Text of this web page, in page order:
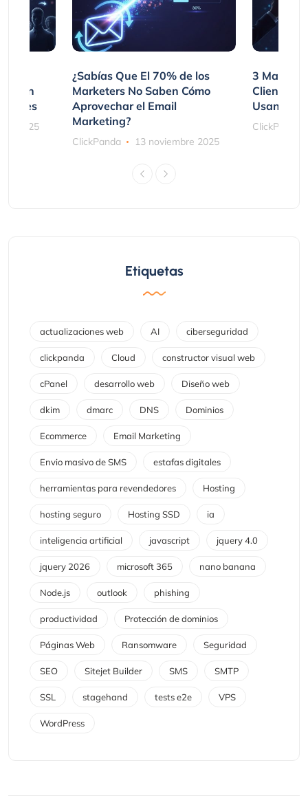
2025
¿Sabías Que El 70% de los
Marketers No Saben Cómo
Aprovechar el Email
Marketing?
ClickPanda 13 noviembre 2025
3
Clientes
Usando
ClickPanda
Etiquetas
actualizaciones web AI ciberseguridad
clickpanda Cloud constructor visual web
cPanel desarrollo web Diseño web
dkim dmarc DNS Dominios
Ecommerce Email Marketing
Envio masivo de SMS estafas digitales
herramientas para revendedores Hosting
hosting seguro Hosting SSD ia
inteligencia artificial javascript jquery 4.0
jquery 2026 microsoft 365 nano banana
Node.js outlook phishing
productividad Protección de dominios
Páginas Web Ransomware Seguridad
SEO Sitejet Builder SMS SMTP
SSL stagehand tests e2e VPS
WordPress